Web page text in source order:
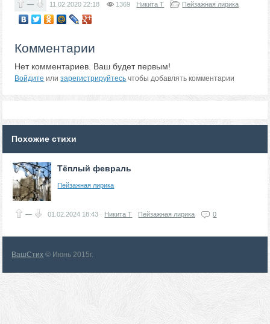
— 11.02.202022:18 1369 Никита Т Пейзажная лирика
Комментарии
Нет комментариев. Ваш будет первым!
Войдите илизарегистрируйтесь чтобы добавлять комментарии
Похожие стихи
Тёплый февраль
Пейзажная лирика
— 01.02.2024 18:43 Никита Т Пейзажная лирика 0
ВашСтих © Июнь 2015г.